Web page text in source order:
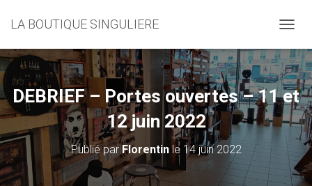
LA BOUTIQUE SINGULIERE
É
P
L
I
E
R
L
N
A
V
DEBRIEF – Portes ouvertes – 11 et
12 juin 2022
Publié parFlorentinle 14 juin 2022